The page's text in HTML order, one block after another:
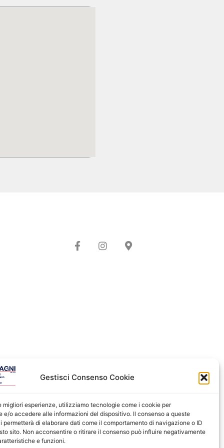
Gestisci Consenso Cookie
migliori esperienze, utilizziamo tecnologie come i cookie per
e/o accedere alle informazioni del dispositivo. Il consenso a queste
permetterà di elaborare dati come il comportamento di navigazione o ID
sito. Non acconsentire o ritirare il consenso può influire negativamente
e funzioni.